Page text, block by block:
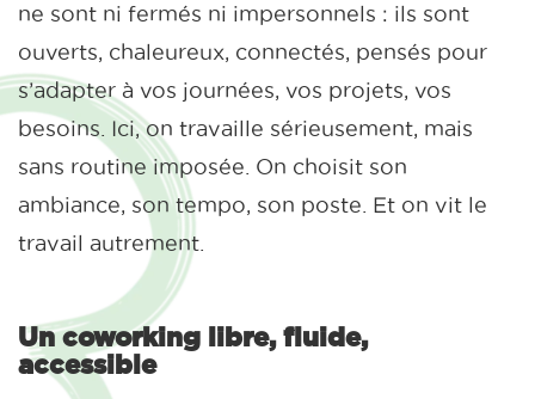
ne sont ni fermés ni impersonnels : ils sont
ouverts, chaleureux, connectés, pensés pour
s’adapter à vos journées, vos projets, vos
besoins. Ici, on travaille sérieusement, mais
sans routine imposée. On choisit son
ambiance, son tempo, son poste. Et on vit le
travail autrement.
Un coworking libre, fluide,
accessible